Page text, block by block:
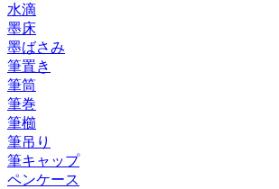
水滴
墨床
墨ばさみ
筆置き
筆筒
筆巻
筆櫛
筆吊り
筆キャップ
ペンケース